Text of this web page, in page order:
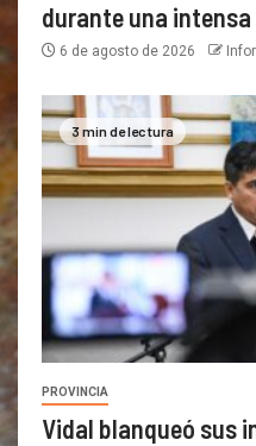
durante una intensa
6 de agosto de 2026
3 min de lectura
PROVINCIA
Vidal blanqueó sus